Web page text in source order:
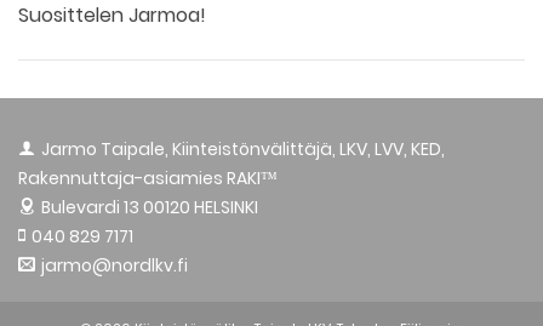
Suosittelen Jarmoa!
Jarmo Taipale, Kiinteistönvälittäjä, LKV, LVV, KED,
Rakennuttaja-asiamies RAKI™
Bulevardi 13 00120 HELSINKI
040 829 7171
jarmo@nordlkv.fi